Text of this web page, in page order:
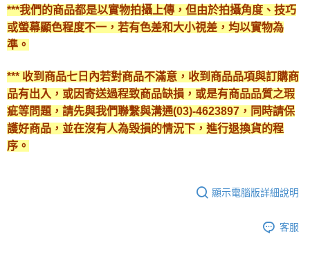
***我們的商品都是以實物拍攝上傳，但由於拍攝角度、技巧
或螢幕顯色程度不一，若有色差和大小視差，均以實物為
準。
*** 收到商品七日內若對商品不滿意，收到商品品項與訂購商
品有出入，或因寄送過程致商品缺損，或是有商品品質之瑕
疵等問題，請先與我們聯繫與溝通(03)-4623897，同時請保
護好商品，並在沒有人為毀損的情況下，進行退換貨的程
序。
顯示電腦版詳細說明
客服